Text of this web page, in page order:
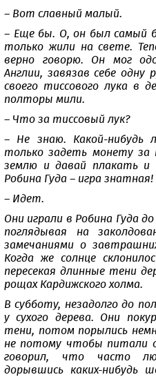
– Вот славный малый.
– Еще бы. О, он был самый
только жили на свете.
верно говорю. Он мог
Англии, завязав себе одну
своего тиссового лука в
полторы мили.
– Что за тиссовый лук?
– Не знаю. Какой-нибудь
только задеть монету за
землю и давай плакать и
Робина Гуда – игра
– Идет.
Они играли в Робина Гуда
поглядывая на
замечаниями о
Когда же солнце
пересекая длинные тени
рощах Кардижского холма.
В субботу, незадолго до
у сухого дерева. Они
тени, потом порылись
не потому чтобы питали
говорил, что часто
дорывшись каких-нибудь